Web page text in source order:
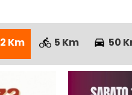
2 Km 5 Km 50